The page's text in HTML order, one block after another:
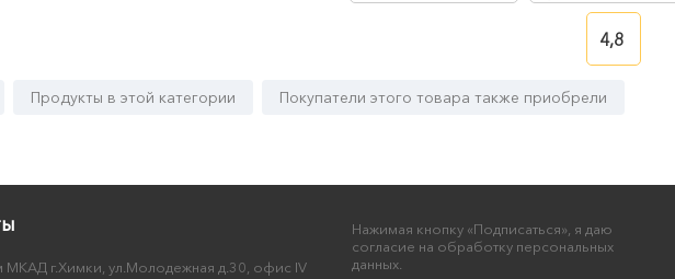
4,8
Продукты в этой категории Покупатели этого товара также приобрели
МКАД г.Химки, ул.Молодежная д.30, офис IV
Нажимая кнопку «Подписаться», я даю
согласие на обработку персональных
данных.